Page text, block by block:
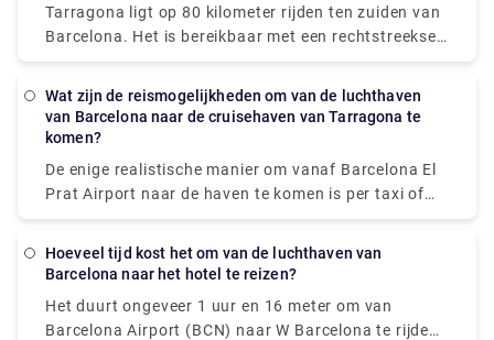
regelmatig gebruik wilt maken van het openbaar
vervoer in Barcelona, kan de Hola Barcelona Travel
nodig heeft, heeft Rydeu alles voor u geregeld, van
informele meet-and-greetdiensten tot unieke
privéreizen die geschikt zijn voor het voltooien van
een verscheidenheid aan activiteiten in Barcelona.
Tarragona ligt op 80 kilometer rijden ten zuiden van
Barcelona. Het is bereikbaar met een rechtstreekse
bus vanaf de luchthaven van Barcelona, wat zorgt
privépendeldienst naar de luchthaven is een
alternatief dat u kunt overwegen als u geen Spaans
uw reservering heeft gemaakt, wacht er iemand op u
op Barcelona Airport om u naar uw hotel,
begeleiden.
Wat zijn de reismogelijkheden om van de luchthaven
van Barcelona naar de cruisehaven van Tarragona te
komen?
De enige realistische manier om vanaf Barcelona El
Prat Airport naar de haven te komen is per taxi of
bus. Taxi's van de luchthaven van Barcelona naar de
minuten, en het tarief is vastgesteld op €39 inclusief
daarentegen is alleen mogelijk via een bus en
Hoeveel tijd kost het om van de luchthaven van
Barcelona naar het hotel te reizen?
Het duurt ongeveer 1 uur en 16 meter om van
Barcelona Airport (BCN) naar W Barcelona te rijden